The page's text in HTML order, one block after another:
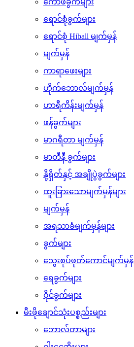
ရောင်စုံခွက်များ
ရောင်စုံ Hiball မျက်မှန်
မျက်မှန်
ကာရာဖေးများ
ဟိုက်ဘောလ်မျက်မှန်
ဟာရီကိန်းမျက်မှန်
ဖန်ခွက်များ
မာဂရီတာ မျက်မှန်
မာတီနီ ခွက်များ
နို့ရှိတ်နှင့် အချိုပွဲခွက်များ
ထူးခြားသောမျက်မှန်များ
မျက်မှန်
အရသာခံမျက်မှန်များ
ခွက်များ
သွေးစုပ်ဖုတ်ကောင်မျက်မှန်
ရေခွက်များ
ဝိုင်ခွက်များ
မီးဖိုချောင်သုံးပစ္စည်းများ
ဘောလ်တာများ